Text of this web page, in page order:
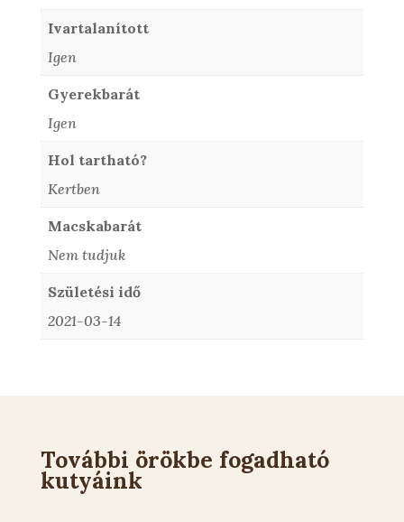
Ivartalanított
Igen
Gyerekbarát
Igen
Hol tartható?
Kertben
Macskabarát
Nem tudjuk
Születési idő
2021-03-14
További örökbe fogadható
kutyáink